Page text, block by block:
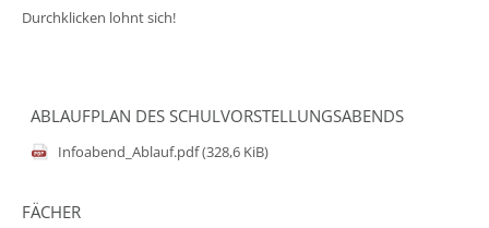
Durchklicken lohnt sich!
ABLAUFPLAN DES SCHULVORSTELLUNGSABENDS
Infoabend_Ablauf.pdf(328,6 KiB)
FÄCHER